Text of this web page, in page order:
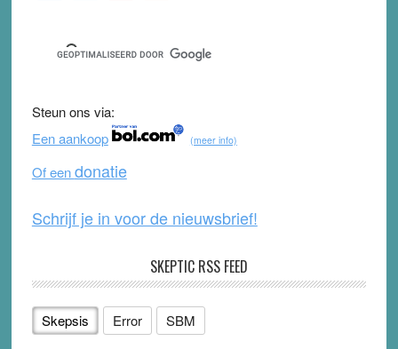
Sidebar
a
c
e
b
o
o
k
wi
tt
er
o
u
T
b
e
e
d
Steun ons via:
Een aankoop
(meer info)
Of eendonatie
Schrijf je in voor de nieuwsbrief!
SKEPTIC RSS FEED
Skepsis Error SBM